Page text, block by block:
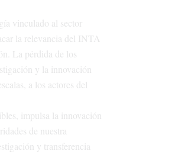
vinculado al sector
la relevancia del INTA
La pérdida de los
y la innovación
a los actores del
impulsa la innovación
de nuestra
y transferencia